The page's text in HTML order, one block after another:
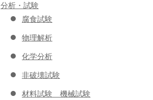
分析・試験
腐食試験
物理解析
化学分析
非破壊試験
材料試験 機械試験